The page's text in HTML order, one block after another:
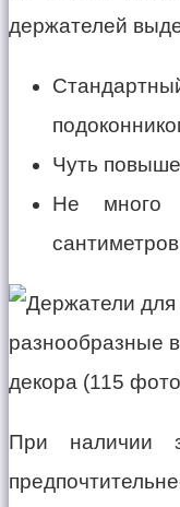
держателей
Чуть
Не много
При наличии